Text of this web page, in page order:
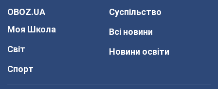
OBOZ.UA
Моя Школа
Світ
Спорт
Суспільство
Всі новини
Новини освіти